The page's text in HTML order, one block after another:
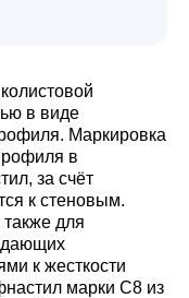
в виде
Маркировка
в
за счёт
к стеновым.
для
к жесткости
марки С8 из